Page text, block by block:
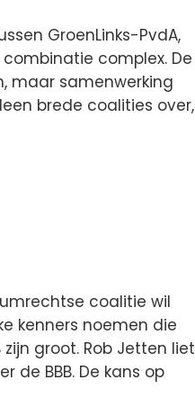
GroenLinks-PvdA,
combinatie complex. De
maar samenwerking
brede coalities over,
coalitie wil
kenners noemen die
groot. Rob Jetten liet
de BBB. De kans op